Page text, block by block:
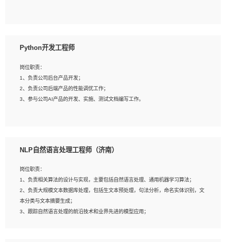
3、熟悉react/vue/angular任何一种前端框架，熟悉react优先；
5、善于沟通，具有团队意识；
Python开发工程师
岗位职责：
1、负责公司后台产品开发；
2、负责公司后端产品的性能调优工作；
3、参与公司AI产品的开发、实施、测试文档编写工作。
验的更佳；
3、熟悉数据库开发，熟悉Mysql、Oracle、MongoDb数据库应用开发其中一种；
4、熟悉Python Wed框架（Django/Flask...）代码能力优秀，熟悉编码规范和具备
良好的文档编写能力）；
5、沟通表达能力强，具备团队协作能力。
NLP自然语言处理工程师（济南）
岗位职责：
1、负责相关算法的设计与实现，主要包括自然语言处理、通用机器学习算法；
2、负责大规模文本数据库处理，包括生文本预处理，句法分析，命名实体识别，文
本分类与文本摘要生成；
3、跟踪自然语言处理的前沿技术和业界先进的模型应用；